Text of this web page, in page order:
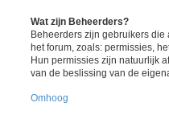
Wat zijn Beheerders?
Beheerders zijn gebruikers
het forum, zoals: permissies,
Hun permissies zijn natuurlijk
van de beslissing van de
Omhoog